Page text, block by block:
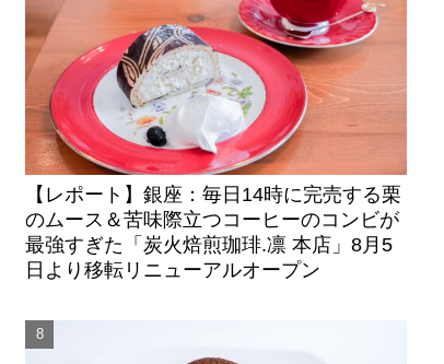
【レポート】銀座：毎日14時に完売する栗
のムース＆苦味際立つコーヒーのコンビが
最強すぎた「炭火焙煎珈琲.凛 本店」8月5
日より移転リニューアルオープン